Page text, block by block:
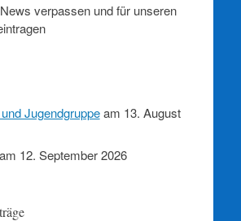
verpassen und für unseren
Jugendgruppeam 13. August
12. September 2026